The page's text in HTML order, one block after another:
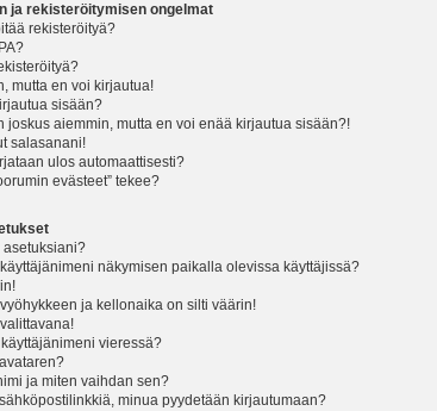
ja rekisteröitymisen ongelmat
rekisteröityä?
mutta en voi kirjautua!
sisään?
joskus aiemmin, mutta en voi enää kirjautua sisään?!
salasanani!
ulos automaattisesti?
evästeet” tekee?
asetuksiani?
näkymisen paikalla olevissa käyttäjissä?
ja kellonaika on silti väärin!
vieressä?
ja miten vaihdan sen?
minua pyydetään kirjautumaan?